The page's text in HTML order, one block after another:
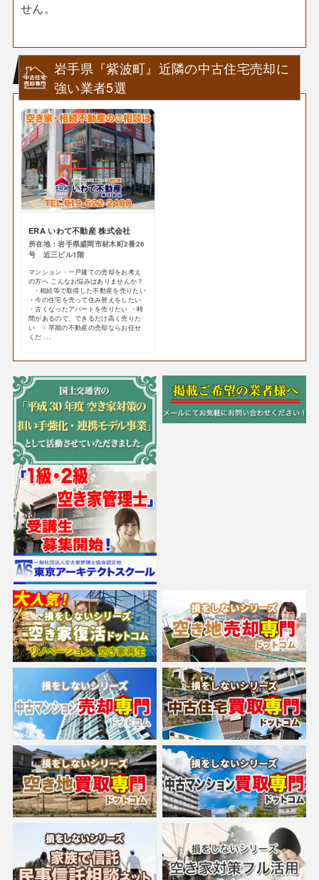
せん。
岩手県『紫波町』近隣の中古住宅売却に
強い業者5選
ERA いわて不動産 株式会社
所在地：岩手県盛岡市材木町2番26
号 近三ビル1階
マンション・一戸建ての売却をお考え
の方へ こんなお悩みはありませんか？
・相続等で取得した不動産を売りたい
・今の住宅を売って住み替えをしたい
・古くなったアパートを売りたい ・時
間があるので、できるだけ高く売りた
い ☟ 早期の不動産の売却ならお任せ
くだ ...